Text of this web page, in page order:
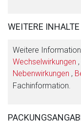
WEITERE INHALTE
Weitere
Wechselwirkungen ,
Nebenwirkungen ,
Fachinformation.